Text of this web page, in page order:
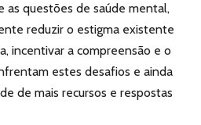
as questões de saúde mental,
reduzir o estigma existente
incentivar a compreensão e o
estes desafios e ainda
de mais recursos e respostas